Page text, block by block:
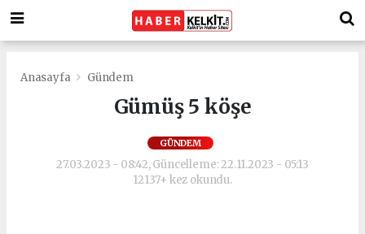
Anasayfa Gündem
Gümüş 5 köşe
GÜNDEM
27.03.2023 - 08:42, Güncelleme: 22.11.2023 - 05:13
12137+ kez okundu.